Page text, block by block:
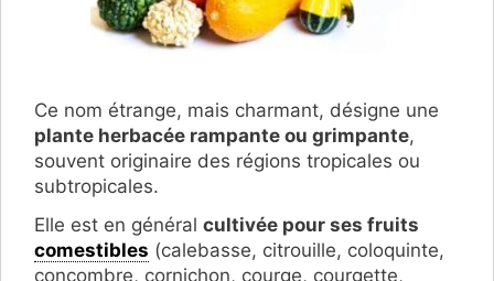
Ce nom étrange, mais charmant, désigne une
plante herbacée rampante ou grimpante,
souvent originaire des régions tropicales ou
subtropicales.
Elle est en général cultivée pour ses fruits
comestibles (calebasse, citrouille, coloquinte,
concombre, cornichon, courge, courgette,